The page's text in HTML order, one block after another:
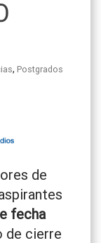
, Postgrados
de
fecha
cierre